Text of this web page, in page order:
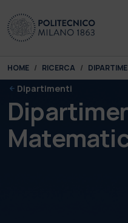
You are here:
HOME RICERCA
Dipartimenti